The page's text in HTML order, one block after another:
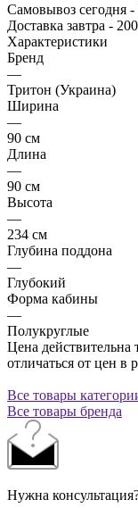
Самовывоз сегодня -
Доставка завтра -
Характеристики
Бренд
—
Тритон (Украина)
Ширина
—
90 см
Длина
—
90 см
Высота
—
234 см
Глубина поддона
—
Глубокий
Форма кабины
—
Полукруглые
Цена действительна
отличаться от цен в
Все товары
Все товары бренда
Нужна